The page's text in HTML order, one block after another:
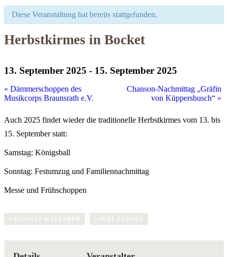
Diese Veranstaltung hat bereits stattgefunden.
Herbstkirmes in Bocket
13. September 2025 - 15. September 2025
« Dämmerschoppen des
Musikcorps Braunsrath e.V.
Chanson-Nachmittag „Gräfin
von Küppersbusch“ »
Auch 2025 findet wieder die traditionelle Herbstkirmes vom 13. bis
15. September statt:
Samstag: Königsball
Sonntag: Festumzug und Familiennachmittag
Messe und Frühschoppen
+ GOOGLE KALENDER + ICAL EXPORT